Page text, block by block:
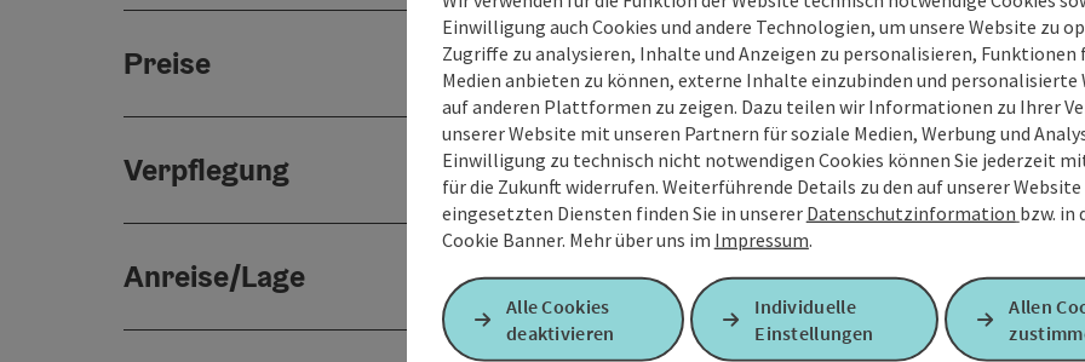
Preise
Verpflegung
Anreise/Lage
Einwilligung auch Cookies und andere Technologien, um unsere Website zu
Zugriffe zu analysieren, Inhalte und Anzeigen zu personalisieren, Funktionen
Medien anbieten zu können, externe Inhalte einzubinden und personalisierte
auf anderen Plattformen zu zeigen. Dazu teilen wir Informationen zu Ihrer
unserer Website mit unseren Partnern für soziale Medien, Werbung und
Einwilligung zu technisch nicht notwendigen Cookies können Sie jederzeit
für die Zukunft widerrufen. Weiterführende Details zu den auf unserer Website
eingesetzten Diensten finden Sie in unserer Datenschutzinformation bzw. in
Cookie Banner. Mehr über uns im Impressum.
Alle Cookies
deaktivieren
Individuelle
Einstellungen
Allen